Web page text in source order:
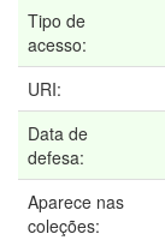
Tipo de
acesso:
URI:
Data de
defesa:
Aparece nas
coleções: